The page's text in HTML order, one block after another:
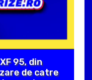
95, din
de catre